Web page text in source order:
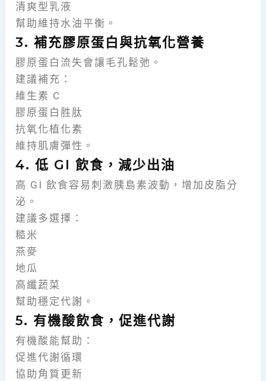
清爽型乳液
幫助維持水油平衡。
3. 補充膠原蛋白與抗氧化營養
膠原蛋白流失會讓毛孔鬆弛。
建議補充：
維生素 C
膠原蛋白胜肽
抗氧化植化素
維持肌膚彈性。
4. 低 GI 飲食，減少出油
高 GI 飲食容易刺激胰島素波動，增加皮脂分
泌。
建議多選擇：
糙米
燕麥
地瓜
高纖蔬菜
幫助穩定代謝。
5. 有機酸飲食，促進代謝
有機酸能幫助：
促進代謝循環
協助角質更新